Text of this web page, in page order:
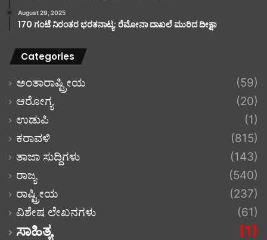
August 29, 2025
170 ಗಂಟೆ ನಿರಂತರ ಭರತನಾಟ್ಯ: ರೆಮೋನಾ ದಾಖಲೆ ಮುರಿದ ದೀಕ್ಷಾ
Categories
ಅಂತಾರಾಷ್ಟ್ರೀಯ
(59)
ಆರೋಗ್ಯ
(20)
ಉಡುಪಿ
(1)
ಕರಾವಳಿ
(815)
ತಾಜಾ ಸುದ್ದಿಗಳು
(143)
ರಾಜ್ಯ
(540)
ರಾಷ್ಟ್ರೀಯ
(237)
ವಿಶೇಷ ಲೇಖನಗಳು
(61)
ಸಾಹಿತ್ಯ (1)